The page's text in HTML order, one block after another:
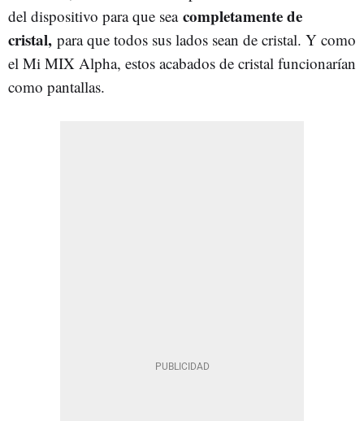
del dispositivo para que sea completamente de
cristal, para que todos sus lados sean de cristal. Y como
el Mi MIX Alpha, estos acabados de cristal funcionarían
como pantallas.